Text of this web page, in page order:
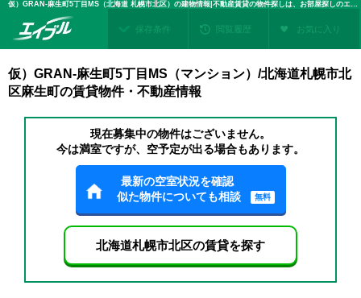
仮）GRAN-麻生町5丁目MS（北海道 札幌市北区）の建物情報|不動産賃貸の物件探しは、お部屋探しのエイブル
保存条件 閲覧履歴 お気に入り
仮）GRAN-麻生町5丁目MS（マンション）/北海道札幌市北
区麻生町の賃貸物件・不動産情報
現在募集中の物件はございません。
今は満室ですが、空予定が出る場合もあります。
最新の空室状況を確認
似た物件についても相談
無料
北海道札幌市北区の賃貸を探す